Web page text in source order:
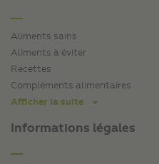
Aliments sains
Aliments à éviter
Recettes
Compléments alimentaires
Afficher la suite
Informations légales